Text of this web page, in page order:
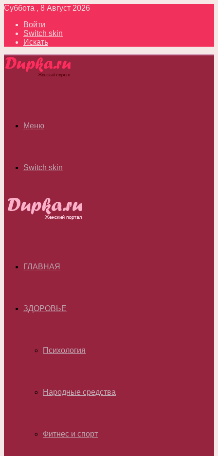
Суббота , 8 Август 2026
Войти
Switch skin
Искать
Меню
Switch skin
ГЛАВНАЯ
ЗДОРОВЬЕ
Психология
Народные средства
Фитнес и спорт